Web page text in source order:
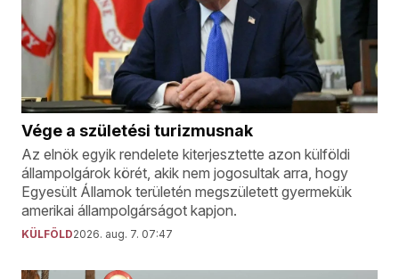
Vége a születési turizmusnak
Az elnök egyik rendelete kiterjesztette azon külföldi
állampolgárok körét, akik nem jogosultak arra, hogy
Egyesült Államok területén megszületett gyermekük
amerikai állampolgárságot kapjon.
KÜLFÖLD2026. aug. 7. 07:47